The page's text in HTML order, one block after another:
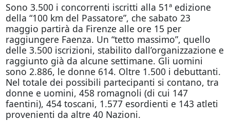
Sono 3.500 i concorrenti iscritti alla 51ª edizione
della “100 km del Passatore”, che sabato 23
maggio partirà da Firenze alle ore 15 per
raggiungere Faenza. Un “tetto massimo”, quello
delle 3.500 iscrizioni, stabilito dall’organizzazione e
raggiunto già da alcune settimane. Gli uomini
sono 2.886, le donne 614. Oltre 1.500 i debuttanti.
Nel totale dei possibili partecipanti si contano, tra
donne e uomini, 458 romagnoli (di cui 147
faentini), 454 toscani, 1.577 esordienti e 143 atleti
provenienti da altre 40 Nazioni.